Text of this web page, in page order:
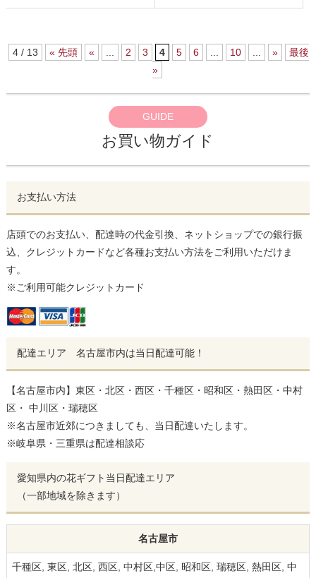
4 / 13 « 先頭 « 2 3 4 5 6 10 »
最後
»
GUIDE
お買い物ガイド
お支払い方法
店頭でのお支払い、配達時の代金引換、ネットショップでの銀行振
込、クレジットカードなど各種お支払い方法をご利用いただけま
す。
※ご利用可能クレジットカード
配達エリア 名古屋市内は当日配達可能！
【名古屋市内】東区・北区・西区・千種区・昭和区・熱田区・中村
区・ 中川区・瑞穂区
※名古屋市近郊につきましても、当日配達いたします。
※岐阜県・三重県は配達相談応
愛知県内の花ギフト当日配達エリア
（一部地域を除きます）
名古屋市
千種区, 東区, 北区, 西区, 中村区,中区, 昭和区, 瑞穂区, 熱田区, 中